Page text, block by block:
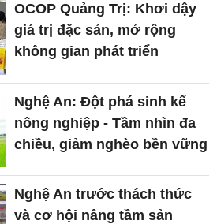
OCOP Quảng Trị: Khơi dậy
giá trị đặc sản, mở rộng
không gian phát triển
Nghệ An: Đột phá sinh kế
nông nghiệp - Tầm nhìn đa
chiều, giảm nghèo bền vững
Nghệ An trước thách thức
và cơ hội nâng tầm sản